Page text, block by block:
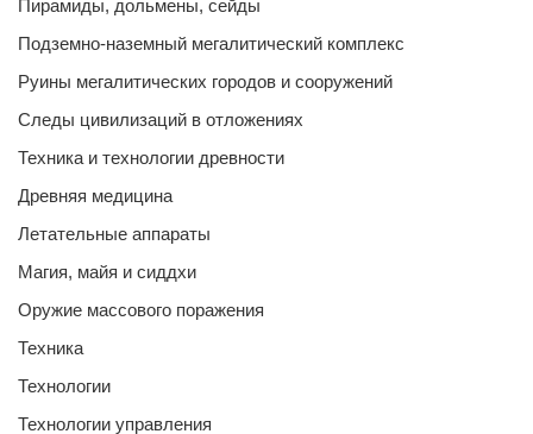
Пирамиды, дольмены, сейды
Подземно-наземный мегалитический комплекс
Руины мегалитических городов и сооружений
Следы цивилизаций в отложениях
Техника и технологии древности
Древняя медицина
Летательные аппараты
Магия, майя и сиддхи
Оружие массового поражения
Техника
Технологии
Технологии управления